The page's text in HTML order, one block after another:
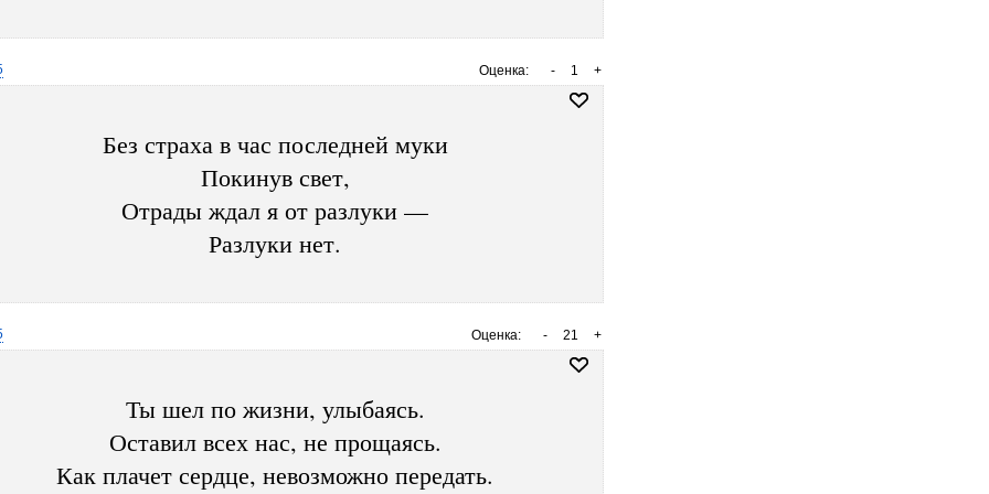
Оценка: +
1
-
Без страха в час последней муки
Покинув свет,
Отрады ждал я от разлуки —
Разлуки нет.
Оценка: +
21
-
Ты шел по жизни, улыбаясь.
Оставил всех нас, не прощаясь.
Как плачет сердце, невозможно передать.